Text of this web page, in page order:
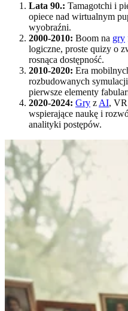
Lata 90.: Tamagotchi i
opiece nad wirtualnym
wyobraźni.
2000-2010: Boom na gry
logiczne, proste quizy o
rosnąca dostępność.
2010-2020: Era
rozbudowanych
pierwsze elementy
2020-2024: Gry z AI,
wspierające naukę i
analityki postępów.